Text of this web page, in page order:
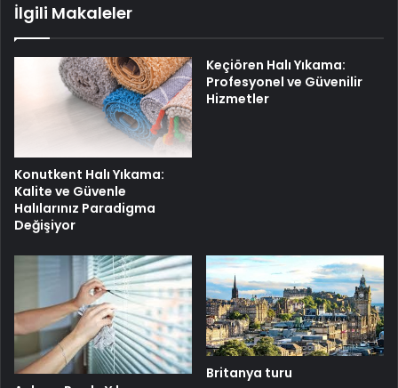
İlgili Makaleler
Konutkent Halı Yıkama:
Kalite ve Güvenle
Halılarınız Paradigma
Değişiyor
Keçiören Halı Yıkama:
Profesyonel ve Güvenilir
Hizmetler
Britanya turu